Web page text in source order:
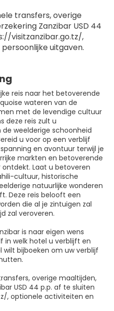
transfers, overige
Zanzibar USD 44
visitzanzibar.go.tz/,
uitgaven.
reis naar het betoverende
wateren van de
met de levendige cultuur
deze reis zult u
weelderige schoonheid
u voor op een verblijf
en avontuur terwijl je
markten en betoverende
Laat u betoveren
cultuur, historische
natuurlijke wonderen
Deze reis belooft een
die al je zintuigen zal
zal veroveren.
is naar eigen wens
in welk hotel u verblijft en
wilt bijboeken om uw verblijf
overige maaltijden,
USD 44 p.p. af te sluiten
, optionele activiteiten en